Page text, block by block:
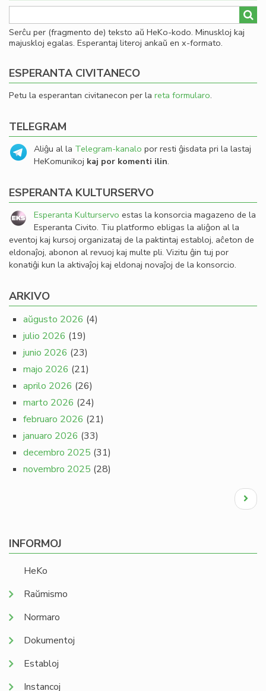
Serĉu per (fragmento de) teksto aŭ HeKo-kodo. Minuskloj kaj
majuskloj egalas. Esperantaj literoj ankaŭ en x-formato.
ESPERANTA CIVITANECO
Petu la esperantan civitanecon per la reta formularo.
TELEGRAM
Aliĝu al la Telegram-kanalo por resti ĝisdata pri la lastaj
HeKomunikoj kaj por komenti ilin.
ESPERANTA KULTURSERVO
Esperanta Kulturservo estas la konsorcia magazeno de la
Esperanta Civito. Tiu platformo ebligas la aliĝon al la
eventoj kaj kursoj organizataj de la paktintaj establoj, aĉeton de
eldonaĵoj, abonon al revuoj kaj multe pli. Vizitu ĝin tuj por
konatiĝi kun la aktivaĵoj kaj eldonaj novaĵoj de la konsorcio.
ARKIVO
aŭgusto 2026 (4)
julio 2026 (19)
junio 2026 (23)
majo 2026 (21)
aprilo 2026 (26)
marto 2026 (24)
februaro 2026 (21)
januaro 2026 (33)
decembro 2025 (31)
novembro 2025 (28)
Next
page
INFORMOJ
HeKo
Raŭmismo
Normaro
Dokumentoj
Establoj
Instancoj